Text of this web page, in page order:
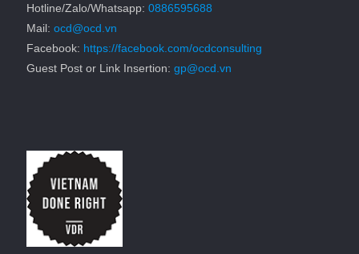
Hotline/Zalo/Whatsapp: 0886595688
Mail: ocd@ocd.vn
Facebook: https://facebook.com/ocdconsulting
Guest Post or Link Insertion: gp@ocd.vn